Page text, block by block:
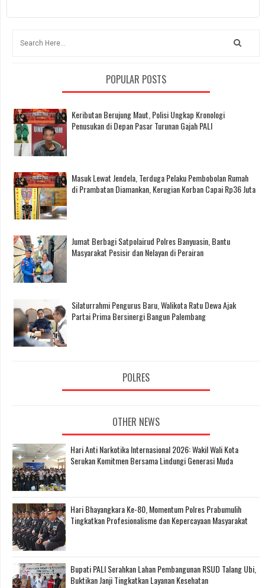
POPULAR POSTS
Keributan Berujung Maut, Polisi Ungkap Kronologi
Penusukan di Depan Pasar Turunan Gajah PALI
Masuk Lewat Jendela, Terduga Pelaku Pembobolan Rumah
di Prambatan Diamankan, Kerugian Korban Capai Rp36 Juta
Jumat Berbagi Satpolairud Polres Banyuasin, Bantu
Masyarakat Pesisir dan Nelayan di Perairan
Silaturrahmi Pengurus Baru, Walikota Ratu Dewa Ajak
Partai Prima Bersinergi Bangun Palembang
POLRES
OTHER NEWS
Hari Anti Narkotika Internasional 2026: Wakil Wali Kota
Serukan Komitmen Bersama Lindungi Generasi Muda
Hari Bhayangkara Ke-80, Momentum Polres Prabumulih
Tingkatkan Profesionalisme dan Kepercayaan Masyarakat
Bupati PALI Serahkan Lahan Pembangunan RSUD Talang Ubi,
Buktikan Janji Tingkatkan Layanan Kesehatan